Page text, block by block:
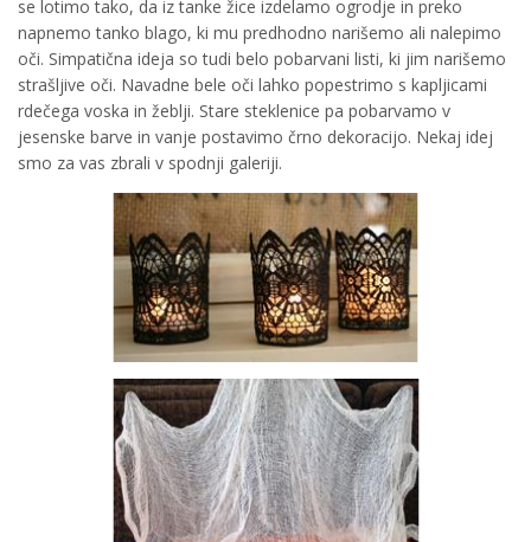
se lotimo tako, da iz tanke žice izdelamo ogrodje in preko
napnemo tanko blago, ki mu predhodno narišemo ali nalepimo
oči. Simpatična ideja so tudi belo pobarvani listi, ki jim narišemo
strašljive oči. Navadne bele oči lahko popestrimo s kapljicami
rdečega voska in žeblji. Stare steklenice pa pobarvamo v
jesenske barve in vanje postavimo črno dekoracijo. Nekaj idej
smo za vas zbrali v spodnji galeriji.